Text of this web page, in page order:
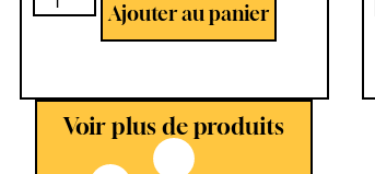
Ajouter au panier
Voir plus de produits